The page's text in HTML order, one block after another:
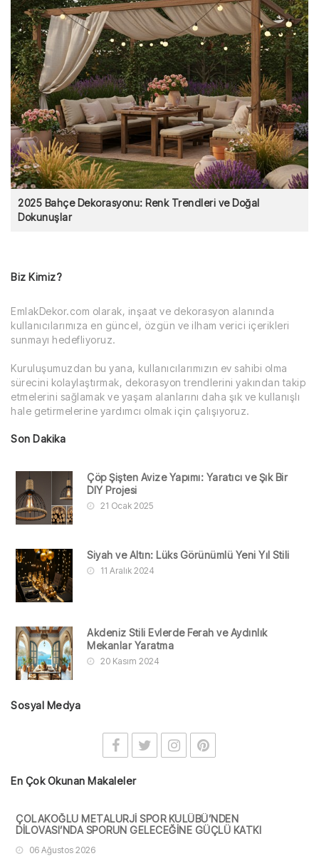
2025 Bahçe Dekorasyonu: Renk Trendleri ve Doğal
Dokunuşlar
Biz Kimiz?
EmlakDekor.com olarak, inşaat ve dekorasyon alanında
kullanıcılarımıza en güncel, özgün ve ilham verici içerikleri
sunmayı hedefliyoruz.
Kuruluşumuzdan bu yana, kullanıcılarımızın ev sahibi olma
sürecini kolaylaştırmak, dekorasyon trendlerini yakından takip
etmelerini sağlamak ve yaşam alanlarını daha şık ve kullanışlı
hale getirmelerine yardımcı olmak için çalışıyoruz.
Son Dakika
Çöp Şişten Avize Yapımı: Yaratıcı ve Şık Bir
DIY Projesi
21 Ocak 2025
Siyah ve Altın: Lüks Görünümlü Yeni Yıl Stili
11 Aralık 2024
Akdeniz Stili Evlerde Ferah ve Aydınlık
Mekanlar Yaratma
20 Kasım 2024
Sosyal Medya
En Çok Okunan Makaleler
ÇOLAKOĞLU METALURJİ SPOR KULÜBÜ’NDEN
DİLOVASI’NDA SPORUN GELECEĞİNE GÜÇLÜ KATKI
06 Ağustos 2026